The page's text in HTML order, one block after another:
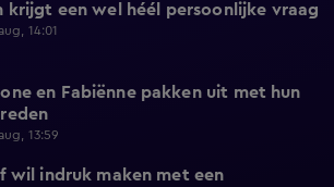
krijgt een wel héél persoonlijke vraag
14:01
en Fabiënne pakken uit met hun
13:59
wil indruk maken met een